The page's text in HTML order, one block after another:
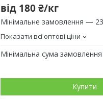
від 180 ₴/кг
Мінімальне замовлення —
Показати всі оптові ціни
Мінімальна сума
Купити